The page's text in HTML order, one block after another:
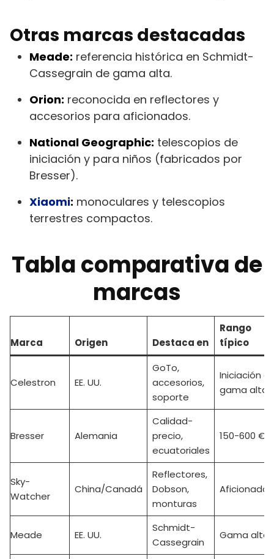
Otras marcas destacadas
Meade: referencia histórica en Schmidt-
Cassegrain de gama alta.
Orion: reconocida en reflectores y
accesorios para aficionados.
National Geographic: telescopios de
iniciación y para niños (fabricados por
Bresser).
Xiaomi: monoculares y telescopios
terrestres compactos.
Tabla comparativa de
marcas
Marca Origen Destaca en
Rango
típico
Celestron EE. UU.
GoTo,
accesorios,
soporte
Iniciación a
gama alta
Bresser Alemania
Calidad-
precio,
ecuatoriales
150-600 €
Sky-
Watcher
China/Canadá
Reflectores,
Dobson,
monturas
Aficionado
Meade EE. UU.
Schmidt-
Cassegrain
Gama alta